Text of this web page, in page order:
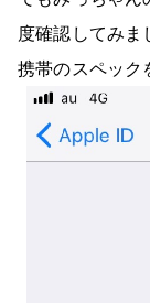
度確認してみま
携帯のスペック